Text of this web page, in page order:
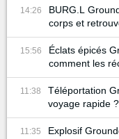
14:26
BURG.L
corps et
15:56
Éclats épicés
comment les
11:38
Téléportation
voyage rapide ?
11:35
Explosif